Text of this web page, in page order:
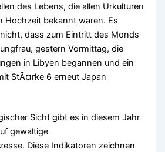
des Lebens, die allen Urkulturen
Hochzeit bekannt waren. Es
dass zum Eintritt des Monds
gestern Vormittag, die
in Libyen begannen und ein
StÃ¤rke 6 erneut Japan
Sicht gibt es in diesem Jahr
gewaltige
Diese Indikatoren zeichnen